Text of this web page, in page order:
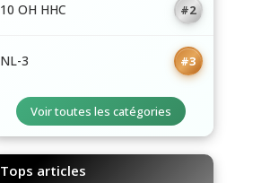
10 OH HHC #2
NL-3 #3
Voir toutes les catégories
Tops articles